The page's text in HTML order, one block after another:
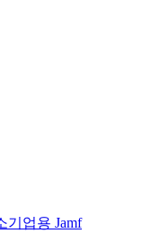
기업용 Jamf